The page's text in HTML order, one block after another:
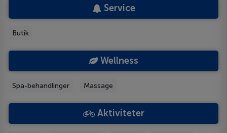
Service
Butik
Wellness
Spa-behandlinger Massage
Aktiviteter